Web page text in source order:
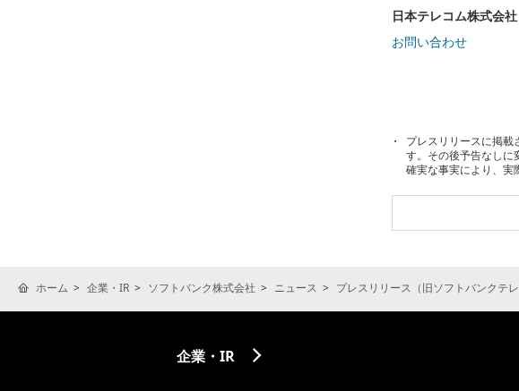
日本テレコム株式会
お問い合わせ
プレスリリースに掲
す。その後予告なしに
確実な事実により、実
ホーム 企業・IR ソフトバンク株式会社 ニュース プレスリリース（旧ソフトバンクテレ
企業・IR